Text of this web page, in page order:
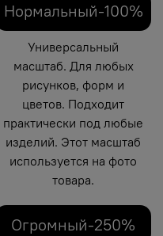
Нормальный-100%
Универсальный
масштаб. Для любых
рисунков, форм и
цветов. Подходит
практически под любые
изделий. Этот масштаб
используется на фото
товара.
Огромный-250%